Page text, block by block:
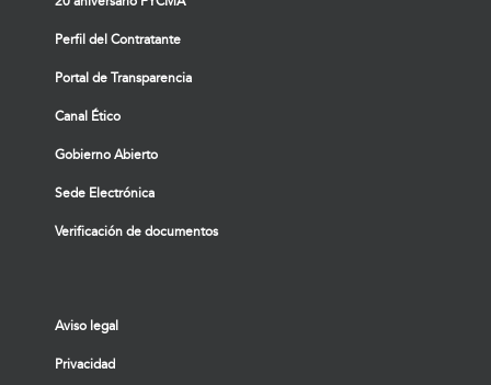
Perfil del Contratante
Portal de Transparencia
Canal Ético
Gobierno Abierto
Sede Electrónica
Verificación de documentos
Aviso legal
Privacidad